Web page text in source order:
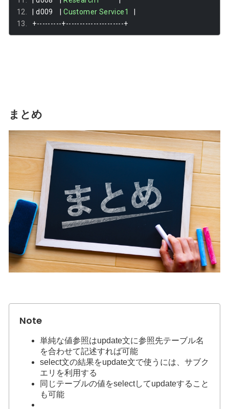
d009 Customer Service1
+---------+---------------------+
まとめ
単純な値参照はupdate文に参照先テーブル名
を合わせて記述すれば可能
select文の結果をupdate文で使うには、サブク
エリを利用する
同じテーブルの値をselectしてupdateすること
も可能